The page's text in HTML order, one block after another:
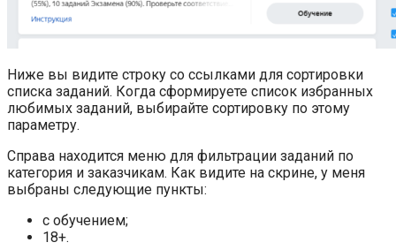
Ниже вы видите строку со ссылками для сортировки
списка заданий. Когда сформируете список избранных
любимых заданий, выбирайте сортировку по этому
параметру.
Справа находится меню для фильтрации заданий по
категория и заказчикам. Как видите на скрине, у меня
выбраны следующие пункты:
с обучением;
18+.